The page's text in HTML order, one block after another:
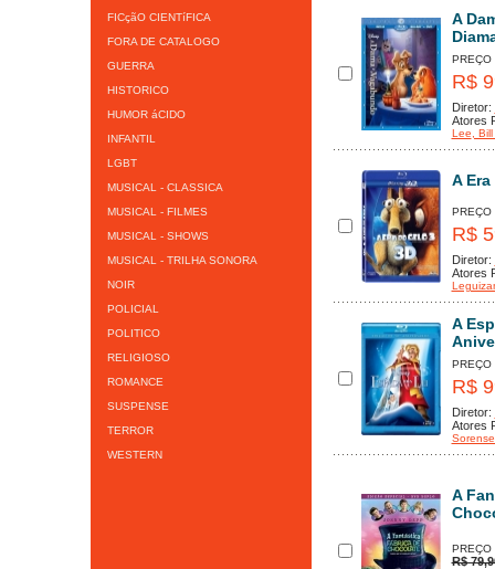
FICçãO CIENTíFICA
FORA DE CATALOGO
GUERRA
HISTORICO
HUMOR áCIDO
INFANTIL
LGBT
MUSICAL - CLASSICA
MUSICAL - FILMES
MUSICAL - SHOWS
MUSICAL - TRILHA SONORA
NOIR
POLICIAL
POLITICO
RELIGIOSO
ROMANCE
SUSPENSE
TERROR
WESTERN
A
PREÇO
R$
Diretor:
Atores
Lee ,
A
PREÇO
R$
Diretor:
Atores
A
PREÇO
R$
Diretor:
Atores
A
PREÇO
R$